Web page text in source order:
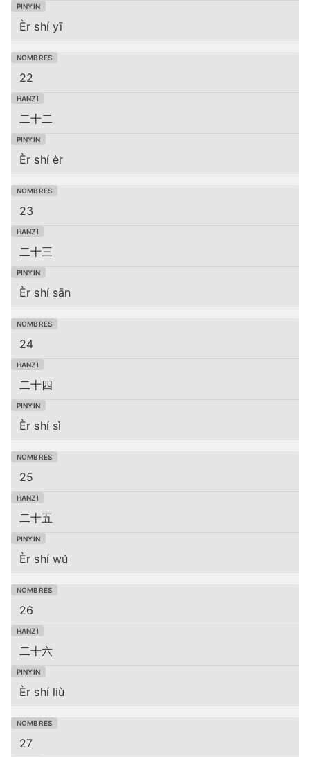
Èr shí yī
22
二十二
Èr shí èr
23
二十三
Èr shí sān
24
二十四
Èr shí sì
25
二十五
Èr shí wǔ
26
二十六
Èr shí liù
27